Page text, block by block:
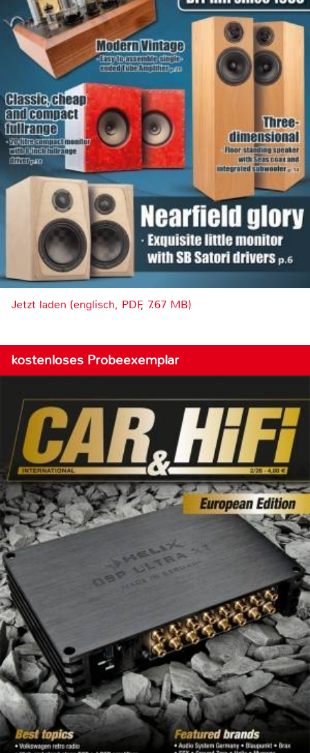
Jetzt laden (englisch, PDF, 7.67 MB)
kostenloses Probeexemplar